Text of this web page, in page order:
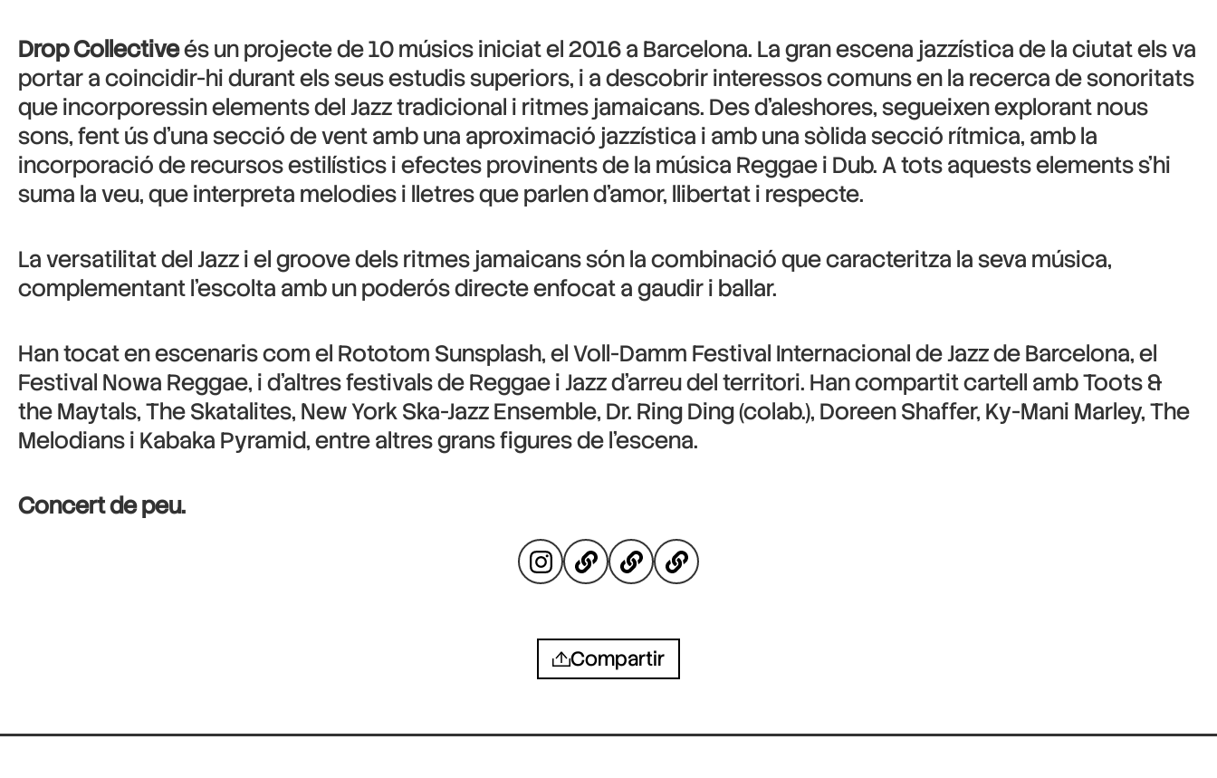
Drop Collectiveés un projecte de 10 músics iniciat el 2016 a Barcelona. La gran escena jazzística de la ciutat els va
portar a coincidir-hi durant els seus estudis superiors, i a descobrir interessos comuns en la recerca de sonoritats
que incorporessin elements del Jazz tradicional i ritmes jamaicans. Des d’aleshores, segueixen explorant nous
sons, fent ús d’una secció de vent amb una aproximació jazzística i amb una sòlida secció rítmica, amb la
incorporació de recursos estilístics i efectes provinents de la música Reggae i Dub. A tots aquests elements s’hi
suma la veu, que interpreta melodies i lletres que parlen d’amor, llibertat i respecte.
La versatilitat del Jazz i el groove dels ritmes jamaicans són la combinació que caracteritza la seva música,
complementant l’escolta amb un poderós directe enfocat a gaudir i ballar.
Han tocat en escenaris com el Rototom Sunsplash, el Voll-Damm Festival Internacional de Jazz de Barcelona, el
Festival Nowa Reggae, i d’altres festivals de Reggae i Jazz d’arreu del territori. Han compartit cartell amb Toots &
the Maytals, The Skatalites, New York Ska-Jazz Ensemble, Dr. Ring Ding (colab.), Doreen Shaffer, Ky-Mani Marley, The
Melodians i Kabaka Pyramid, entre altres grans figures de l’escena.
Concert de peu.
Compartir